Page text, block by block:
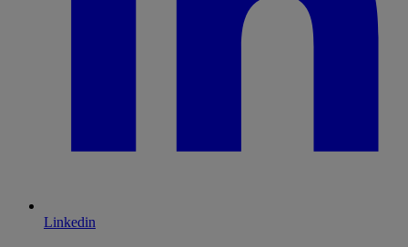
Linkedin